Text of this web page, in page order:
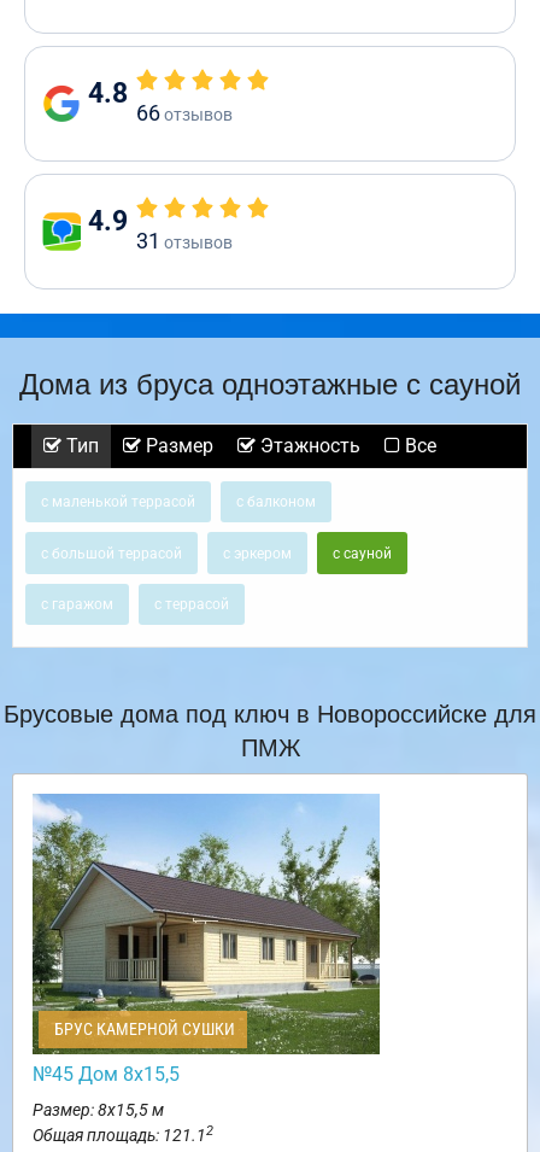
4.8
66отзывов
4.9
31 отзывов
Дома из бруса одноэтажные с сауной
Тип Размер Этажность Все
с маленькой террасой с балконом
с большой террасой с эркером с сауной
с гаражом с террасой
Брусовые дома под ключ в Новороссийске для
ПМЖ
БРУС КАМЕРНОЙ СУШКИ
№45 Дом 8х15,5
Размер: 8х15,5 м
Общая площадь: 121.12